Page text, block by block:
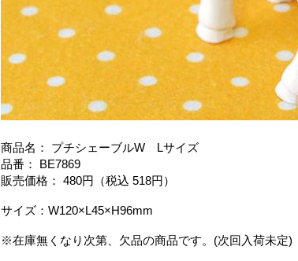
商品名： プチシェーブルW Lサイズ
品番： BE7869
販売価格： 480円（税込 518円）
サイズ：W120×L45×H96mm
※在庫無くなり次第、欠品の商品です。(次回入荷未定)